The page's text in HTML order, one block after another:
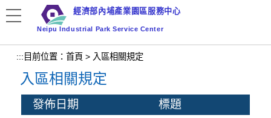
要
容
區
塊
經濟部內埔產業園區服務中心
Neipu Industrial Park Service Center
::: 目前位置： 首頁 > 入區相關規定
入區相關規定
發佈日期
標題